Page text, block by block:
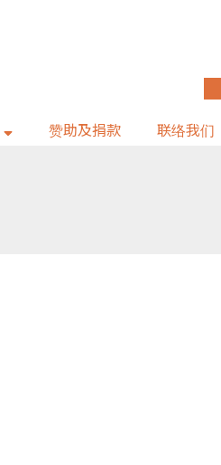
赞助及捐款 联络我们